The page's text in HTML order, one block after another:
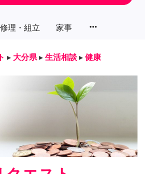
修理・組立 家事 more_horiz
▸ 大分県 ▸ 生活相談 ▸ 健康